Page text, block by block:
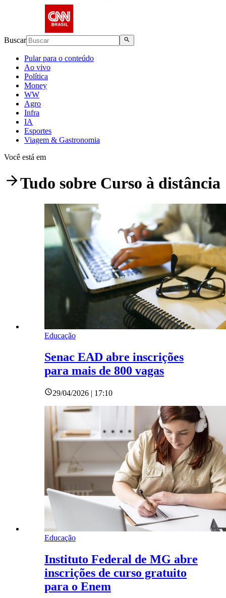
Buscar
Pular para o conteúdo
Ao vivo
Política
Money
WW
Agro
Infra
IA
Esportes
Viagem & Gastronomia
Você está em
Tudo sobre Curso à distância
Educação
Senac EAD abre inscrições
para mais de 800 vagas
29/04/2026 | 17:10
Educação
Instituto Federal de MG abre
inscrições de curso gratuito
para o Enem